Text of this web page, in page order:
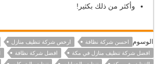
وأكثر من ذلك بكثير!
الوسوم احسن شركة نظافة ارخص شركة تنظيف منازل
افضل شركة تنظيف منازل في مكة
افضل شركة نظافة